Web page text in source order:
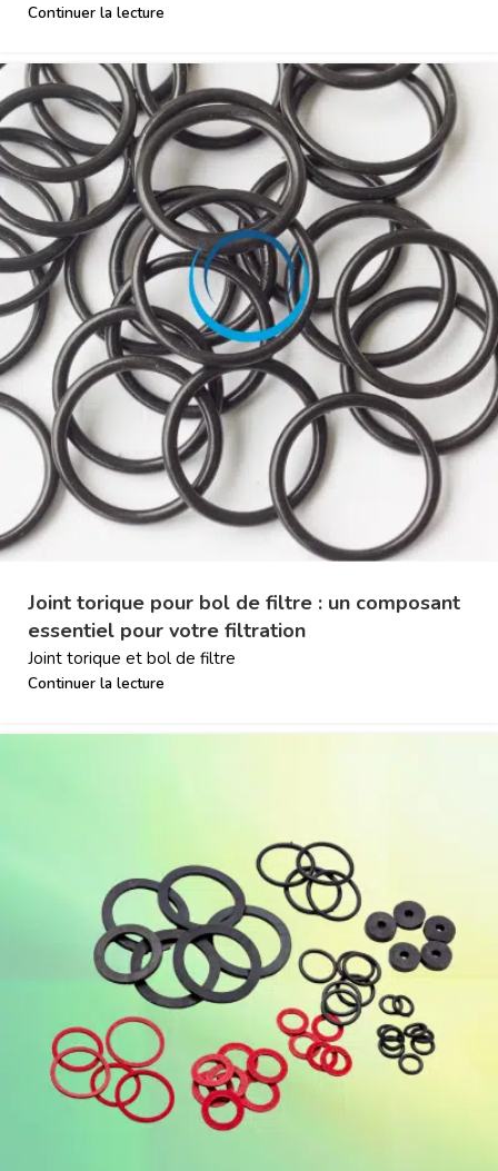
Continuer la lecture
Joint torique pour bol de filtre : un composant
essentiel pour votre filtration
Joint torique et bol de filtre
Continuer la lecture